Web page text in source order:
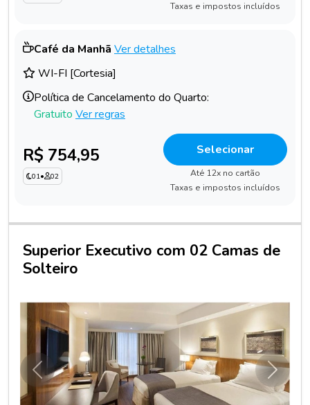
Taxas e impostos incluídos
Café da Manhã Ver detalhes
WI-FI [Cortesia]
Política de Cancelamento do Quarto:
Gratuito Ver regras
R$ 754,95
01• 02
Selecionar
Até 12x no cartão
Taxas e impostos incluídos
Superior Executivo com 02 Camas de
Solteiro
Anterior